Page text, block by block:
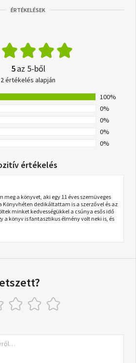
ÉRTÉKELÉSEK
5az 5-ből
2 értékelés alapján
100%
0%
0%
0%
0%
értékelés
a könyvet, aki egy 11 éves szemüveges
Könyvhéten dedikáltattam is a szerzővel és az
minket kedvességükkel a csúnya esős idő
a könyv is fantasztikus élmény volt neki is, és